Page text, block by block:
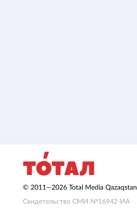
© 2011—2026 Total Media Qazaqstan
Свидетельство СМИ №16942-ИА